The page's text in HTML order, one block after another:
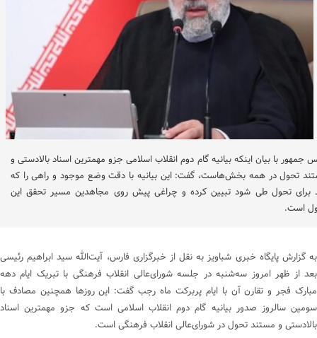
جمهور با بیان اینکه بیانیه گام دوم انقلاب اسلامی جزو مهمترین اسناد بالادستی و
تحول در همه بخش‌هاست، گفت: این بیانیه با دقت وضع موجود و راهی را که
برای تحول طی شود تبیین کرده و چراغی پیش روی مجاهدین مسیر تحقق این
است.
به گزارش پایگاه خبری شباویز به نقل از خبرگزاری فارس، آیت‌الله سید ابراهیم رئیسی
بعد از ظهر امروز سه‌شنبه در جلسه شورای‌عالی انقلاب فرهنگی با تبریک ایام دهه
مبارک فجر و تقارن آن با ایام پربرکت ماه رجب گفت: این روزها همچنین مصادف با
سومین سالروز صدور بیانیه گام دوم انقلاب اسلامی است که جزو مهمترین اسناد
بالادستی و مستند تحول در شورای‌عالی انقلاب فرهنگی است.